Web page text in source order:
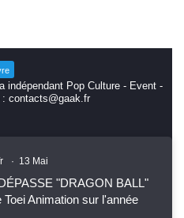
indépendant Pop Culture - Event -
: contacts@gaak.fr
· 13 Mai
"DRAGON BALL"
Animation sur l'année